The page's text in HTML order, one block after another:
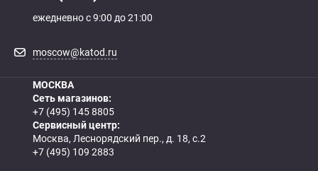
ежедневно с 9:00 до 21:00
moscow@katod.ru
МОСКВА
Сеть магазинов:
+7 (495) 145 8805
Сервисный центр:
Москва, Леснорядский пер., д. 18, с.2
+7 (495) 109 2883